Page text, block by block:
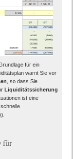
für ein
warnt Sie vor
, so dass Sie
Liquiditätssicherung
ist eine
für